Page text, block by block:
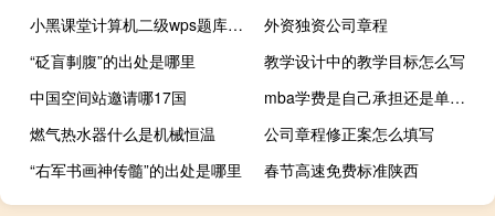
小黑课堂计算机二级wps题库 V1.3 官方最新版（小黑课堂计算机二级wps题库 V1.3 官方最新版功能简介）
外资独资公司章程
“砭盲剚腹”的出处是哪里
教学设计中的教学目标怎么写
中国空间站邀请哪17国
mba学费是自己承担还是单位报销
燃气热水器什么是机械恒温
公司章程修正案怎么填写
“右军书画神传髓”的出处是哪里
春节高速免费标准陕西